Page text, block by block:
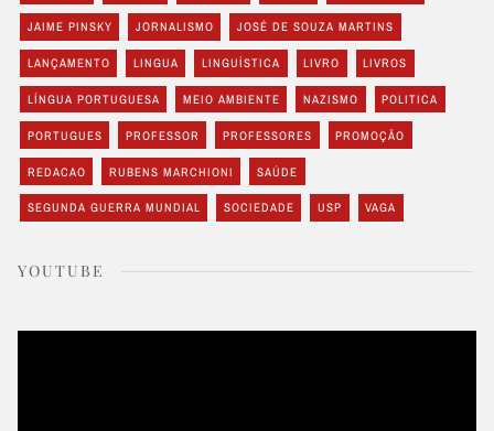
JAIME PINSKY JORNALISMO JOSÉ DE SOUZA MARTINS
LANÇAMENTO LINGUA LINGUÍSTICA LIVRO LIVROS
LÍNGUA PORTUGUESA MEIO AMBIENTE NAZISMO POLITICA
PORTUGUES PROFESSOR PROFESSORES PROMOÇÃO
REDACAO RUBENS MARCHIONI SAÚDE
SEGUNDA GUERRA MUNDIAL SOCIEDADE USP VAGA
YOUTUBE